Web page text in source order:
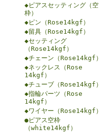
◆ピアスセッティング（空
枠）
◆ピン（Rose14kgf）
◆留具（Rose14kgf）
◆セッティング
（Rose14kgf）
◆チェーン（Rose14kgf）
◆ネックレス（Rose
14kgf）
◆チューブ（Rose14kgf）
◆指輪パーツ（Rose
14kgf）
◆ワイヤー（Rose14kgf）
●ピアス空枠
（white14kgf）